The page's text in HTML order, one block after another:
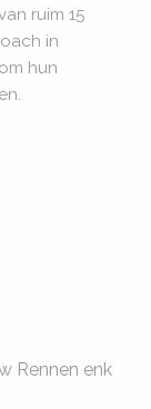
ruim 15
in
hun
Rennen enk